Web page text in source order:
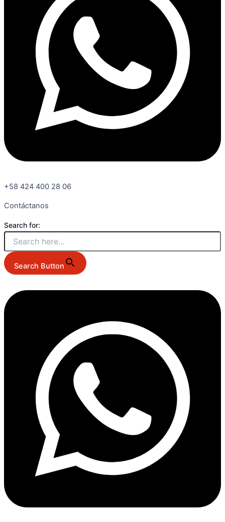
+58 424 400 28 06
Contáctanos
Search for:
Search Button